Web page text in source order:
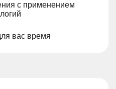
с применением
вас время